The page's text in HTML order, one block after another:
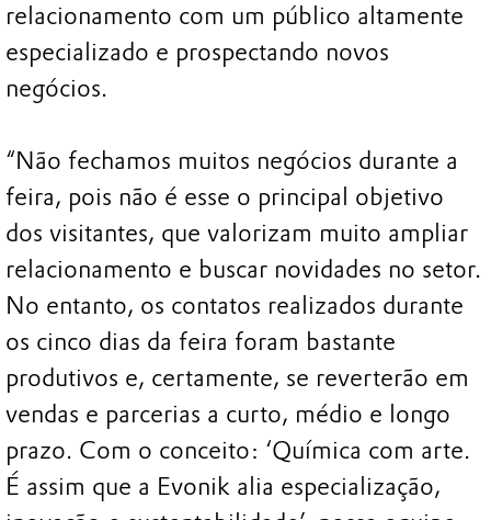
relacionamento com um público altamente
especializado e prospectando novos
negócios.
“Não fechamos muitos negócios durante a
feira, pois não é esse o principal objetivo
dos visitantes, que valorizam muito ampliar
relacionamento e buscar novidades no setor.
No entanto, os contatos realizados durante
os cinco dias da feira foram bastante
produtivos e, certamente, se reverterão em
vendas e parcerias a curto, médio e longo
prazo. Com o conceito: ‘Química com arte.
É assim que a Evonik alia especialização,